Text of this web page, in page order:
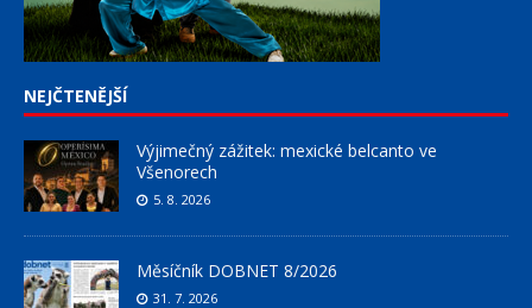
NEJČTENĚJŠÍ
Výjimečný zážitek: mexické belcanto ve
Všenorech
5. 8. 2026
Měsíčník DOBNET 8/2026
31. 7. 2026